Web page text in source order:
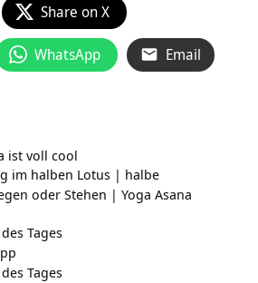
Share on X
WhatsApp Email
ist voll cool
im halben Lotus | halbe
oder Stehen | Yoga Asana
Tages
Tages